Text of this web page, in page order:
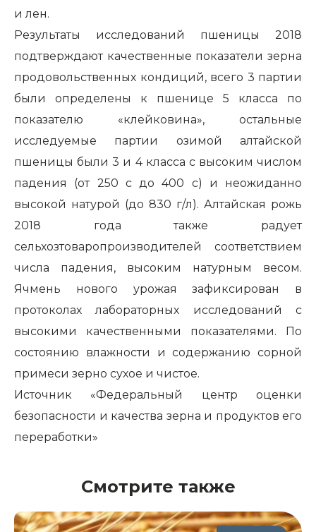
и лен.
Результаты исследований пшеницы 2018
подтверждают качественные показатели зерна
продовольственных кондиций, всего 3 партии
были определены к пшенице 5 класса по
показателю «клейковина», остальные
исследуемые партии озимой алтайской
пшеницы были 3 и 4 класса с высоким числом
падения (от 250 с до 400 с) и неожиданно
высокой натурой (до 830 г/л). Алтайская рожь
2018 года также радует
сельхозтоваропроизводителей соответствием
числа падения, высоким натурным весом.
Ячмень нового урожая зафиксирован в
протоколах лабораторных исследований с
высокими качественными показателями. По
состоянию влажности и содержанию сорной
примеси зерно сухое и чистое.
Источник «Федеральный центр оценки
безопасности и качества зерна и продуктов его
переработки»
Смотрите также